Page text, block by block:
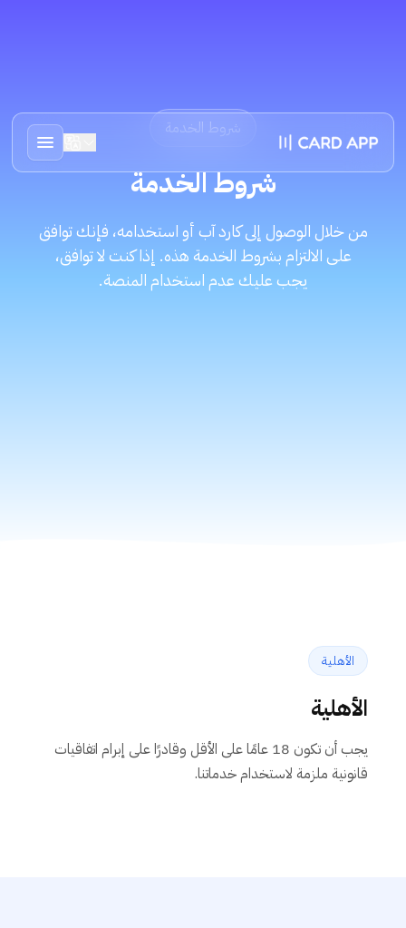
شروط الخدمة
شروط الخدمة
من خلال الوصول إلى كارد آب أو استخدامه، فإنك توافق
على الالتزام بشروط الخدمة هذه. إذا كنت لا توافق،
يجب عليك عدم استخدام المنصة.
الأهلية
الأهلية
يجب أن تكون 18 عامًا على الأقل وقادرًا على إبرام اتفاقيات
قانونية ملزمة لاستخدام خدماتنا.